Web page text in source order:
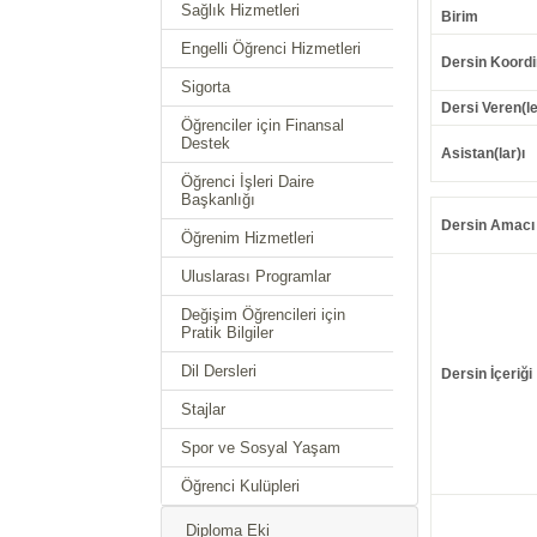
Sağlık Hizmetleri
Engelli Öğrenci Hizmetleri
Sigorta
Öğrenciler için Finansal
Destek
Öğrenci İşleri Daire
Başkanlığı
Öğrenim Hizmetleri
Uluslarası Programlar
Değişim Öğrencileri için
Pratik Bilgiler
Dil Dersleri
Stajlar
Spor ve Sosyal Yaşam
Öğrenci Kulüpleri
Diploma Eki
Birim
Dersin
Dersi
Asistan(lar)ı
Dersin Amacı
Dersin İçeriği